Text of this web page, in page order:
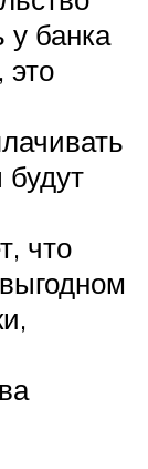
у банка
это
что